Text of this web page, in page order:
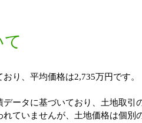
り、平均価格は2,735万円です。
ータに基づいており、土地取引
ていませんが、土地価格は個別